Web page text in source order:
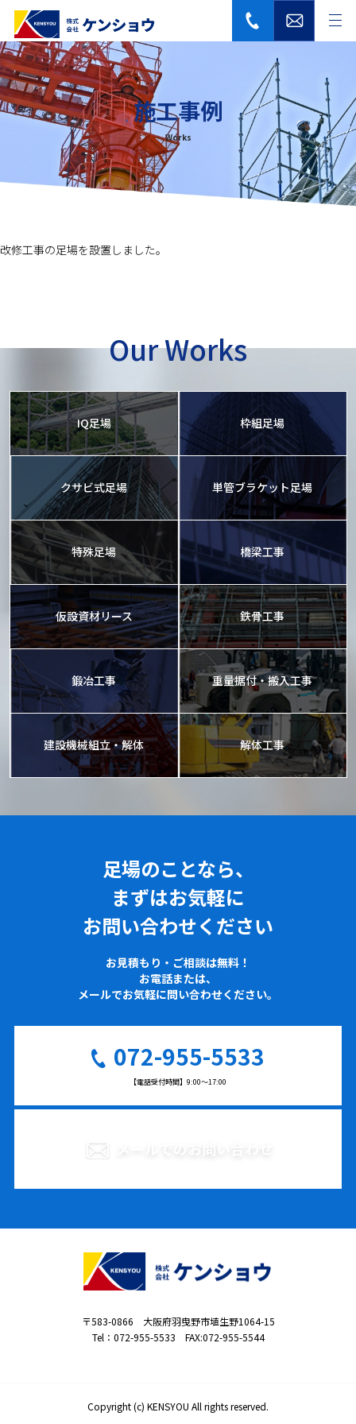
施工事例
Works
改修工事の足場を設置しました。
Our Works
IQ足場 枠組足場
クサビ式足場 単管ブラケット足場
特殊足場 橋梁工事
仮設資材リース 鉄骨工事
鍛冶工事 重量据付・搬入工事
建設機械組立・解体 解体工事
足場のことなら、
まずはお気軽に
お問い合わせください
お見積もり・ご相談は無料！
お電話または、
メールでお気軽に問い合わせください。
072-955-5533
【電話受付時間】9:00〜17:00
メールでのお問い合わせ
〒583-0866 大阪府羽曳野市埴生野1064-15
Tel： 072-955-5533 FAX:072-955-5544
Copyright (c) KENSYOU All rights reserved.